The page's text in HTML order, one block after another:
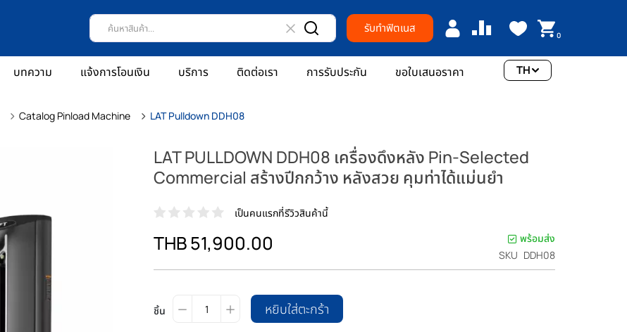
รับทำฟิตเนส 0
บทความ แจ้งการโอนเงิน บริการ ติดต่อเรา การรับประกัน ขอใบเสนอราคา TH
Catalog Pinload Machine LAT Pulldown DDH08
LAT PULLDOWN DDH08 เครื่องดึงหลัง Pin-Selected
Commercial สร้างปีกกว้าง หลังสวย คุมท่าได้แม่นยำ
เป็นคนแรกที่รีวิวสินค้านี้
THB 51,900.00
พร้อมส่ง
SKU DDH08
ชิ้น หยิบใส่ตะกร้า